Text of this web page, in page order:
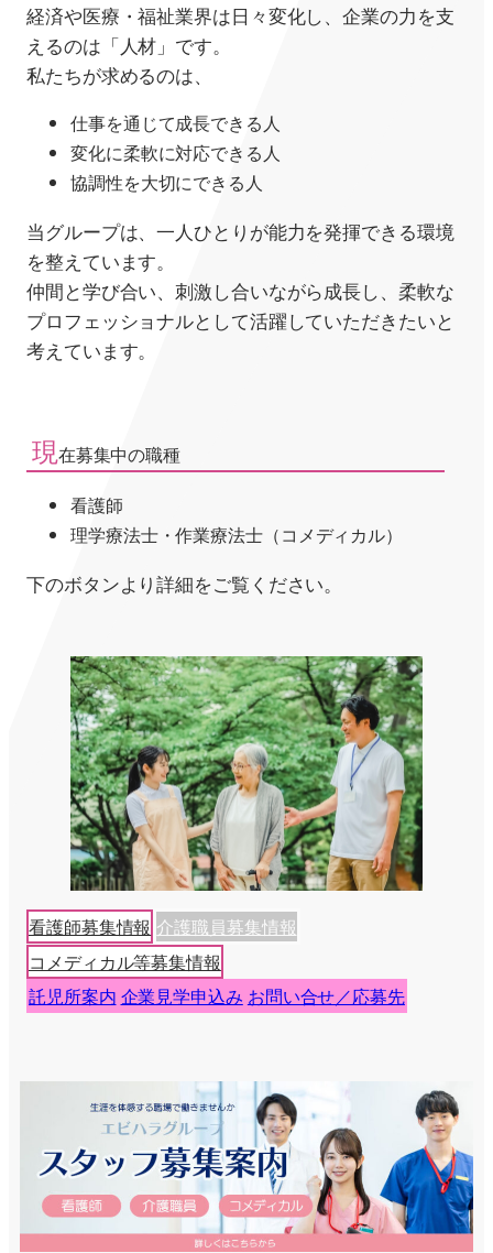
経済や医療・福祉業界は日々変化し、企業の力を支
えるのは「人材」です。
私たちが求めるのは、
仕事を通じて成長できる人
変化に柔軟に対応できる人
協調性を大切にできる人
当グループは、一人ひとりが能力を発揮できる環境
を整えています。
仲間と学び合い、刺激し合いながら成長し、柔軟な
プロフェッショナルとして活躍していただきたいと
考えています。
現在募集中の職種
看護師
理学療法士・作業療法士（コメディカル）
下のボタンより詳細をご覧ください。
看護師募集情報 介護職員募集情報
コメディカル等募集情報
託児所案内 企業見学申込み お問い合せ／応募先